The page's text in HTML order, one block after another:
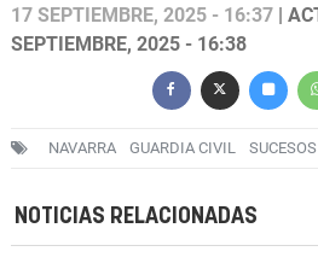
17 SEPTIEMBRE, 2025 - 16:37 |
SEPTIEMBRE, 2025 - 16:38
NAVARRA GUARDIA CIVIL SUCESOS
NOTICIAS RELACIONADAS